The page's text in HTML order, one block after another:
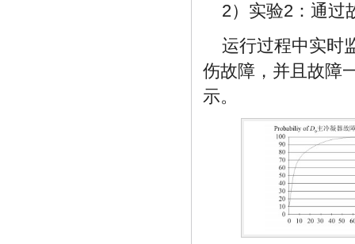
2）实验2：通过
运行过程中实时
伤故障，并且故障
示。